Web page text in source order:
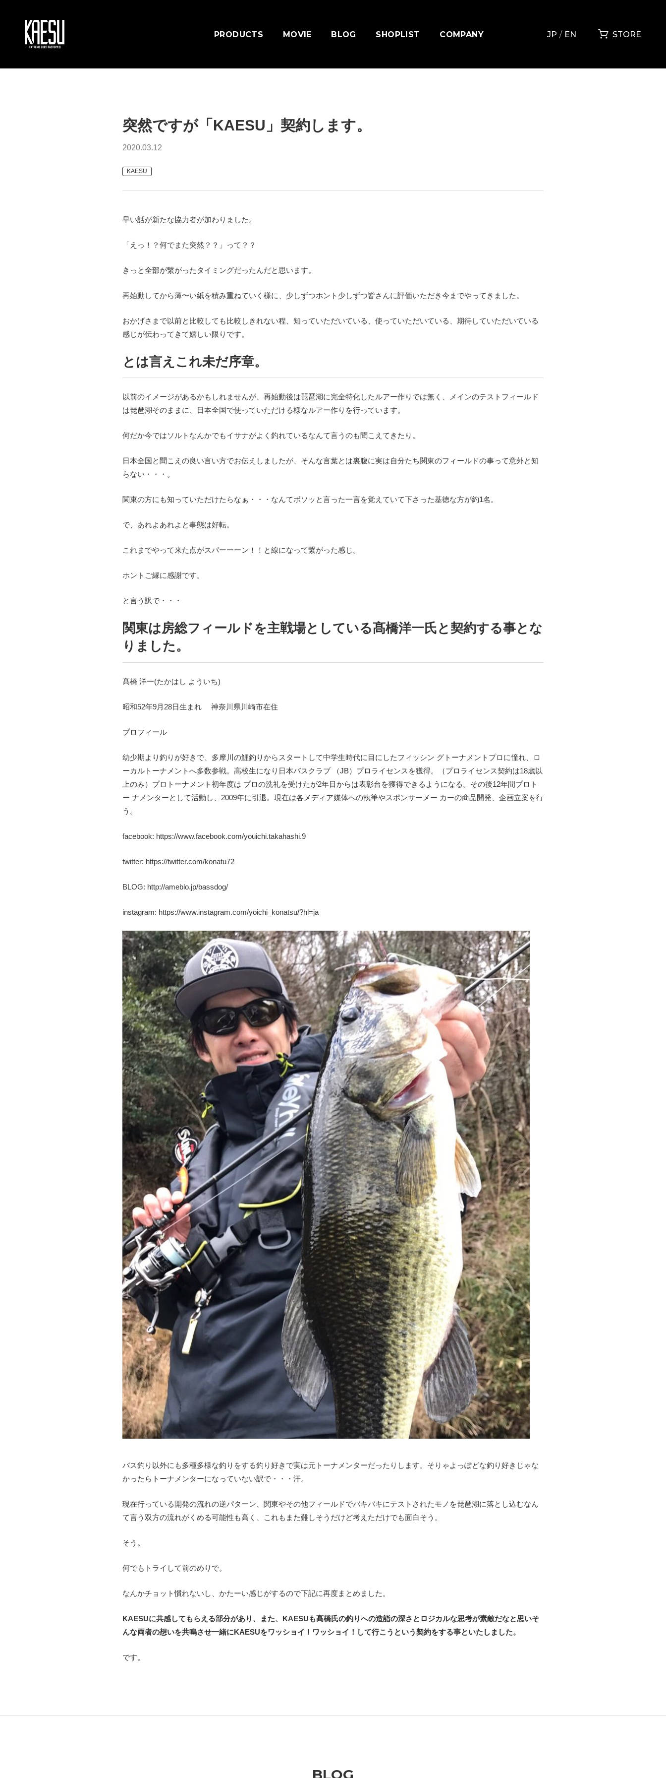
PRODUCTS MOVIE BLOG SHOPLIST COMPANY EN
JP STORE
突然ですが「KAESU」契約します。
2020.03.12
KAESU
早い話が新たな協力者が加わりました。
「えっ！？何でまた突然？？」って？？
きっと全部が繋がったタイミングだったんだと思います。
再始動してから薄〜い紙を積み重ねていく様に、少しずつホント少しずつ皆さんに評価いただき今までやってきました。
おかげさまで以前と比較しても比較しきれない程、知っていただいている、使っていただいている、期待していただいている
感じが伝わってきて嬉しい限りです。
とは言えこれ未だ序章。
以前のイメージがあるかもしれませんが、再始動後は琵琶湖に完全特化したルアー作りでは無く、メインのテストフィールド
は琵琶湖そのままに、日本全国で使っていただける様なルアー作りを行っています。
何だか今ではソルトなんかでもイサナがよく釣れているなんて言うのも聞こえてきたり。
日本全国と聞こえの良い言い方でお伝えしましたが、そんな言葉とは裏腹に実は自分たち関東のフィールドの事って意外と知
らない・・・。
関東の方にも知っていただけたらなぁ・・・なんてボソッと言った一言を覚えていて下さった基徳な方が約1名。
で、あれよあれよと事態は好転。
これまでやって来た点がスパーーーン！！と線になって繋がった感じ。
ホントご縁に感謝です。
と言う訳で・・・
関東は房総フィールドを主戦場としている髙橋洋一氏と契約する事とな
りました。
髙橋 洋一(たかはし よういち)
昭和52年9月28日生まれ 神奈川県川崎市在住
プロフィール
幼少期より釣りが好きで、多摩川の鯉釣りからスタートして中学生時代に目にしたフィッシン グトーナメントプロに憧れ、ロ
ーカルトーナメントへ多数参戦。高校生になり日本バスクラブ （JB）プロライセンスを獲得。（プロライセンス契約は18歳以
上のみ）プロトーナメント初年度は プロの洗礼を受けたが2年目からは表彰台を獲得できるようになる。その後12年間プロト
ー ナメンターとして活動し、2009年に引退。現在は各メディア媒体への執筆やスポンサーメー カーの商品開発、企画立案を行
う。
facebook: https://www.facebook.com/youichi.takahashi.9
twitter: https://twitter.com/konatu72
BLOG: http://ameblo.jp/bassdog/
instagram: https://www.instagram.com/yoichi_konatsu/?hl=ja
バス釣り以外にも多種多様な釣りをする釣り好きで実は元トーナメンターだったりします。そりゃよっぽどな釣り好きじゃな
かったらトーナメンターになっていない訳で・・・汗。
現在行っている開発の流れの逆パターン、関東やその他フィールドでバキバキにテストされたモノを琵琶湖に落とし込むなん
て言う双方の流れがくめる可能性も高く、これもまた難しそうだけど考えただけでも面白そう。
そう。
何でもトライして前のめりで。
なんかチョット慣れないし、かたーい感じがするので下記に再度まとめました。
KAESUに共感してもらえる部分があり、また、KAESUも髙橋氏の釣りへの造詣の深さとロジカルな思考が素敵だなと思いそ
んな両者の想いを共鳴させ一緒にKAESUをワッショイ！ワッショイ！して行こうという契約をする事といたしました。
です。
BLOG